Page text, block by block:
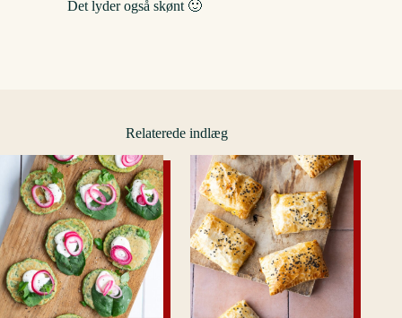
Det lyder også skønt 🙂
Relaterede indlæg